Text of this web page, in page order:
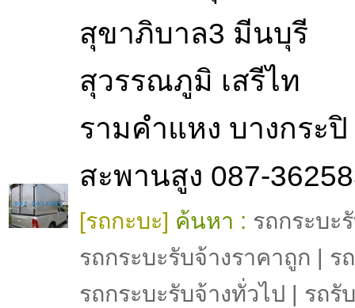
สุขาภิบาล3 มีนบุรี
สุวรรณภูมิ เสรีไท
รามคำแหง บางกระปิ
สะพานสูง 087-
[รถกะบะ] ค้นหา : รถกระบะ
รถกระบะรับจ้างราคาถูก | ร
รถกระบะรับจ้างทั่วไป | รถรั